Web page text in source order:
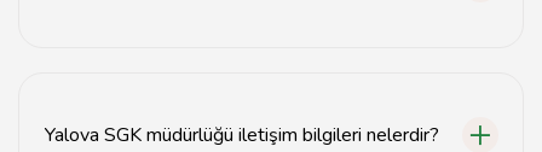
Yalova SGK müdürlüğü iletişim bilgileri nelerdir?